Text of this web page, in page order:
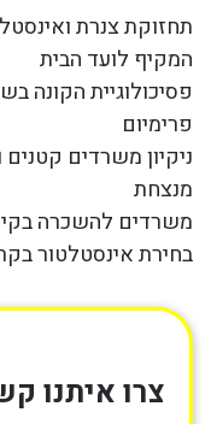
תחזוקת צנרת
המקיף לועד הבית
פסיכולוגיית הקונה
פרימיום
ניקיון משרדים
מנצחת
משרדים להשכרה
בחירת אינסטלטור בקרית גת: 6 דברים
צרו איתנו